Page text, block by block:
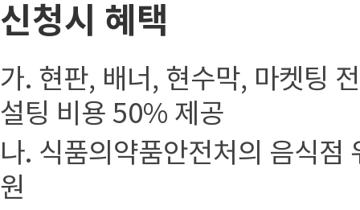
신청시 혜택
가. 현판, 배너, 현수막, 마켓팅
설팅 비용 50% 제공
나. 식품의약품안전처의 음식점
원